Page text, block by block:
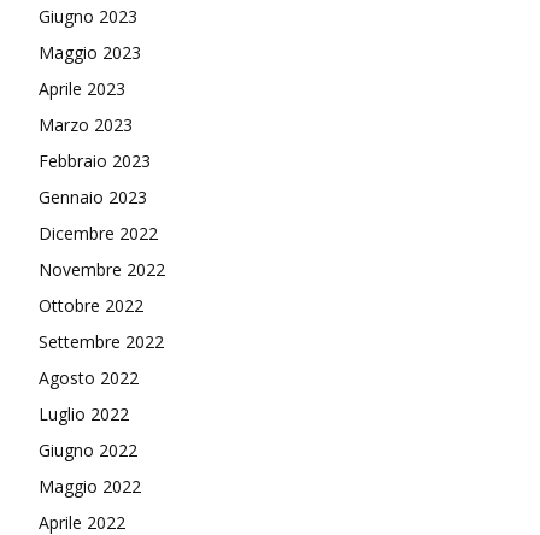
Giugno 2023
Maggio 2023
Aprile 2023
Marzo 2023
Febbraio 2023
Gennaio 2023
Dicembre 2022
Novembre 2022
Ottobre 2022
Settembre 2022
Agosto 2022
Luglio 2022
Giugno 2022
Maggio 2022
Aprile 2022